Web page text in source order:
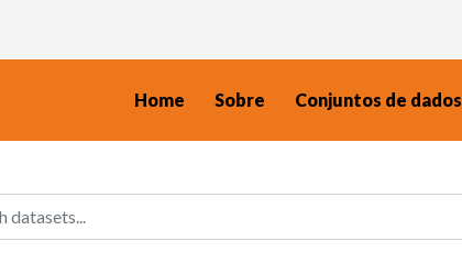
Home Sobre Conjuntos de dados